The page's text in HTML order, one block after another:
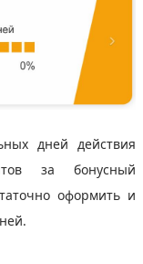
дней действия
за бонусный
оформить и